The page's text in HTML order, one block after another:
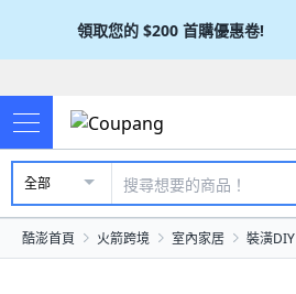
領取您的 $200 首購優惠卷!
全部
酷澎首頁 火箭跨境 室內家居 裝潢DIY